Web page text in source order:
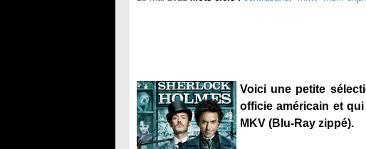
Voici une petite
officie américain et
MKV (Blu-Ray zippé).